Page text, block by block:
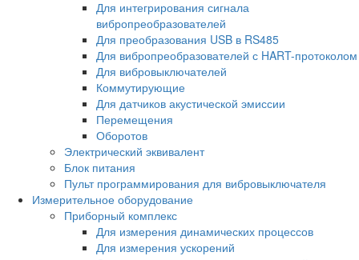
Для интегрирования сигнала
вибропреобразователей
Для преобразования USB в RS485
Для вибропреобразователей с HART-протоколом
Для вибровыключателей
Коммутирующие
Для датчиков акустической эмиссии
Перемещения
Оборотов
Электрический эквивалент
Блок питания
Пульт программирования для вибровыключателя
Измерительное оборудование
Приборный комплекс
Для измерения динамических процессов
Для измерения ускорений